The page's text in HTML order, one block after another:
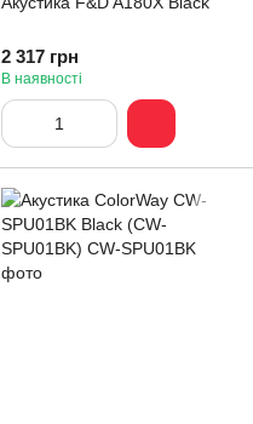
2 317 грн
В наявності